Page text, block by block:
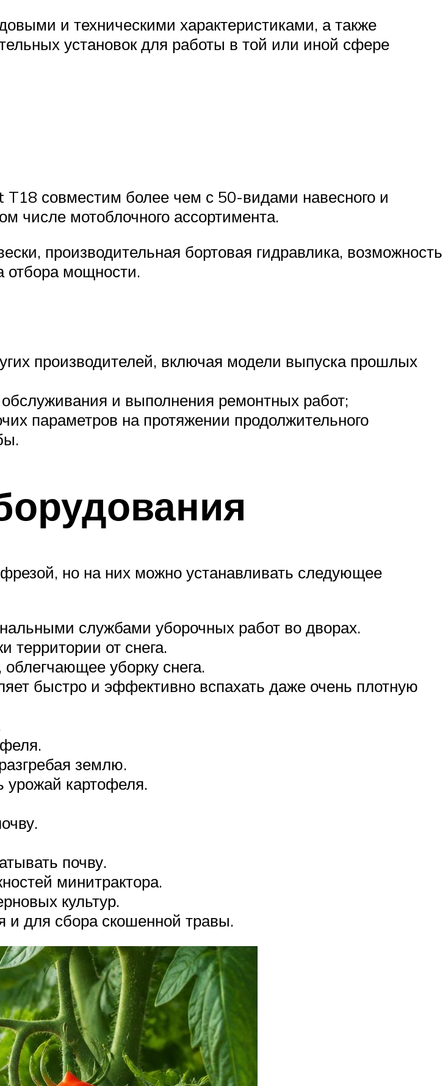
и техническими характеристиками, а также
установок для работы в той или иной сфере
совместим более чем с 50-видами навесного и
числе мотоблочного ассортимента.
производительная бортовая гидравлика, возможность
отбора мощности.
производителей, включая модели выпуска прошлых
и выполнения ремонтных работ;
параметров на протяжении продолжительного
но на них можно устанавливать следующее
службами уборочных работ во дворах.
территории от снега.
уборку снега.
быстро и эффективно вспахать даже очень плотную
землю.
урожай картофеля.
почву.
минитрактора.
культур.
и для сбора скошенной травы.